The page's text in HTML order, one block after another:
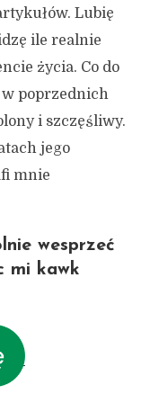
Lubię
ile realnie
życia. Co do
w poprzednich
i szczęśliwy.
jego
mnie
wesprzeć
mi kawk